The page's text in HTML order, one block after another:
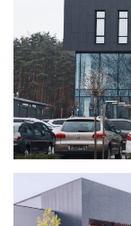
SPA
РІВНЕНСЬКА